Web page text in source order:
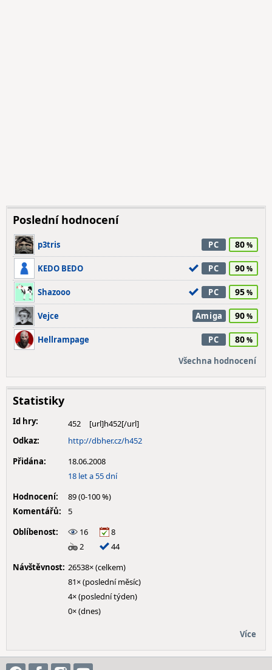
Poslední hodnocení
p3tris PC 80
KEDO BEDO PC 90
Shazooo PC 95
Vejce Amiga 90
Hellrampage PC 80
Všechna hodnocení
Statistiky
Id hry:
452
Odkaz:
http://dbher.cz/h452
Přidána:
18.06.2008
18 let a 55 dní
Hodnocení:
89 (0-100 %)
Komentářů:
5
Oblíbenost:
16
8
2
44
Návštěvnost: 26538× (celkem)
81× (poslední měsíc)
4× (poslední týden)
0× (dnes)
Více